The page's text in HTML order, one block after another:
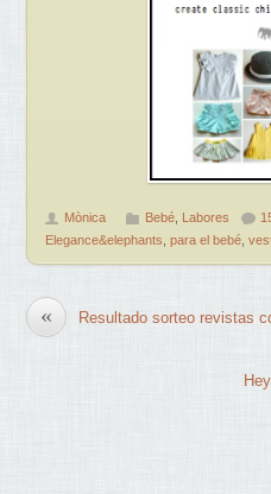
Mònica Bebé Labores
Elegance&elephants ,para el bebé ,
« Resultado sorteo revistas